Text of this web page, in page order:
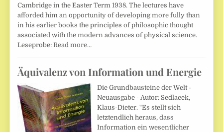
Cambridge in the Easter Term 1938. The lectures have
afforded him an opportunity of developing more fully than
in his earlier books the principles of philosophic thought
associated with the modern advances of physical science.
Leseprobe:Read more…
Äquivalenz von Information und Energie
Die Grundbausteine der Welt -
Neuausgabe - Autor: Sedlacek,
Klaus-Dieter. "Es stellt sich
letztendlich heraus, dass
Information ein wesentlicher